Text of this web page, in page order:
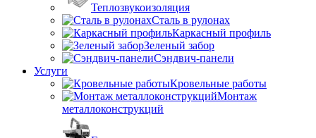
Теплозвукоизоляция
Сталь в рулонах
Каркасный профиль
Зеленый забор
Сэндвич-панели
Услуги
Кровельные работы
Монтаж
металлоконструкций